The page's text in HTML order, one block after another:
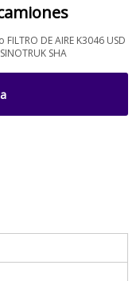
DE AIRE K3046 USD
SHA